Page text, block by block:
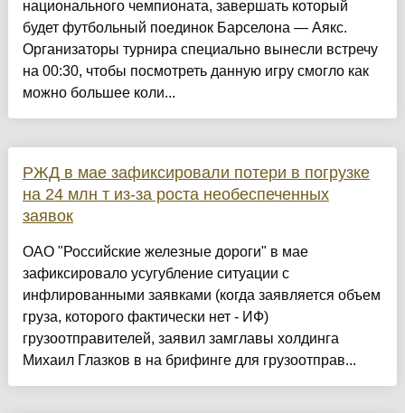
национального чемпионата, завершать который
будет футбольный поединок Барселона — Аякс.
Организаторы турнира специально вынесли встречу
на 00:30, чтобы посмотреть данную игру смогло как
можно большее коли...
РЖД в мае зафиксировали потери в погрузке
на 24 млн т из-за роста необеспеченных
заявок
ОАО "Российские железные дороги" в мае
зафиксировало усугубление ситуации с
инфлированными заявками (когда заявляется объем
груза, которого фактически нет - ИФ)
грузоотправителей, заявил замглавы холдинга
Михаил Глазков в на брифинге для грузоотправ...